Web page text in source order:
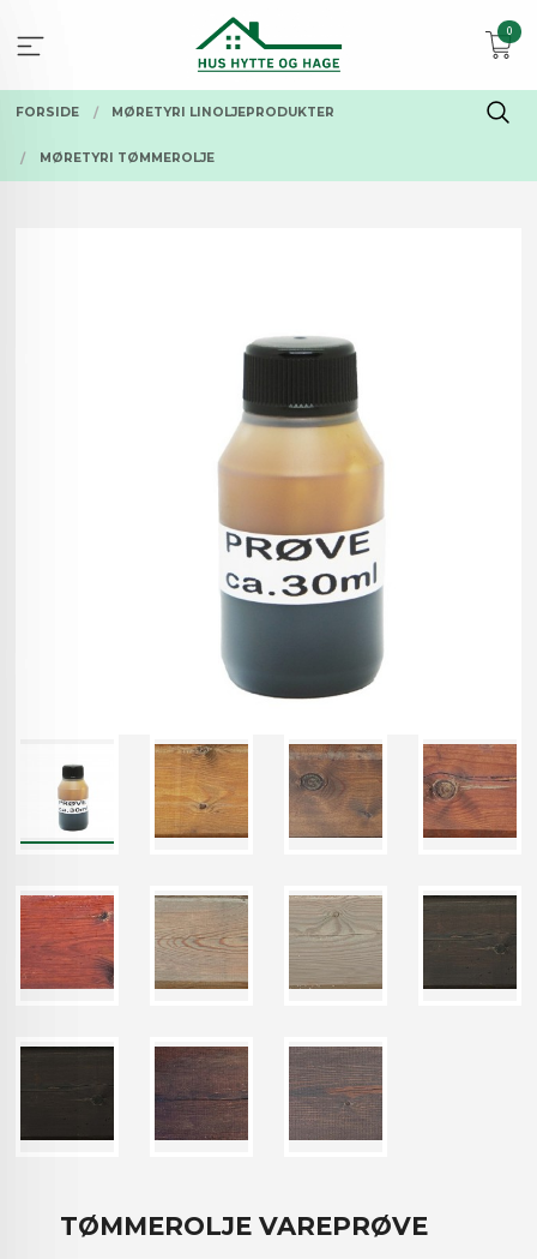
innholdet
0
FORSIDE MØRETYRI LINOLJEPRODUKTER
MØRETYRI TØMMEROLJE
TØMMEROLJE VAREPRØVE